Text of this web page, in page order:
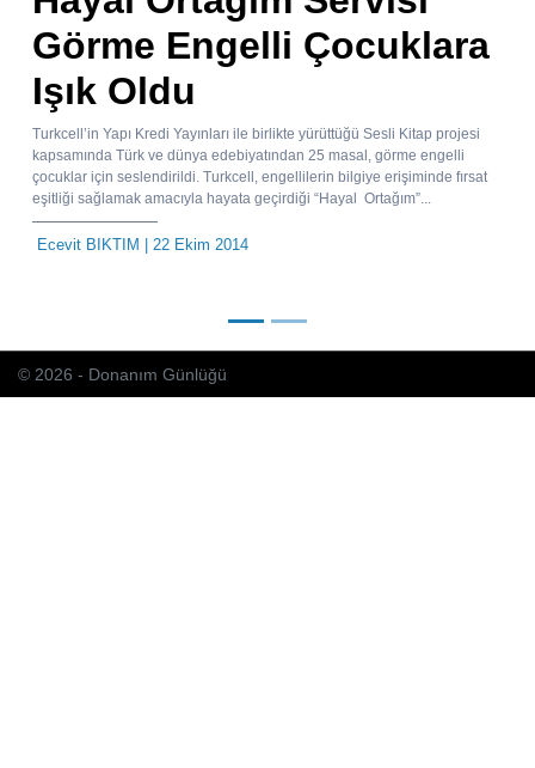
Görme Engelli Çocuklara
Işık Oldu
Turkcell’in Yapı Kredi Yayınları ile birlikte yürüttüğü Sesli Kitap projesi
kapsamında Türk ve dünya edebiyatından 25 masal, görme engelli
çocuklar için seslendirildi. Turkcell, engellilerin bilgiye erişiminde fırsat
eşitliği sağlamak amacıyla hayata geçirdiği “Hayal Ortağım”...
Ecevit BIKTIM | 22 Ekim 2014
© 2026 - Donanım Günlüğü